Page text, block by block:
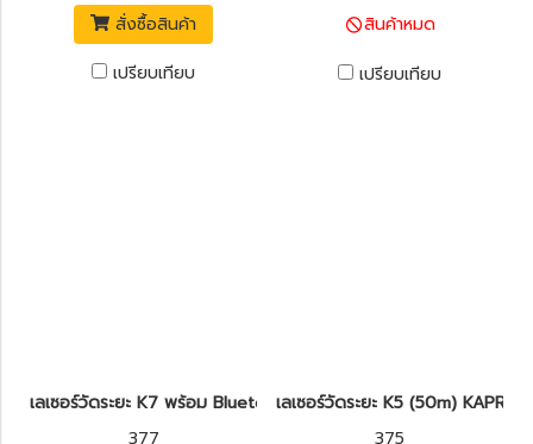
สั่งซื้อสินค้า
เปรียบเทียบ
สินค้าหมด
เปรียบเทียบ
เลเซอร์วัดระยะ K7 พร้อม Bluetooth (100m) KAPRO รุ่น 377
377
เลเซอร์วัดระยะ K5 (50m)
375